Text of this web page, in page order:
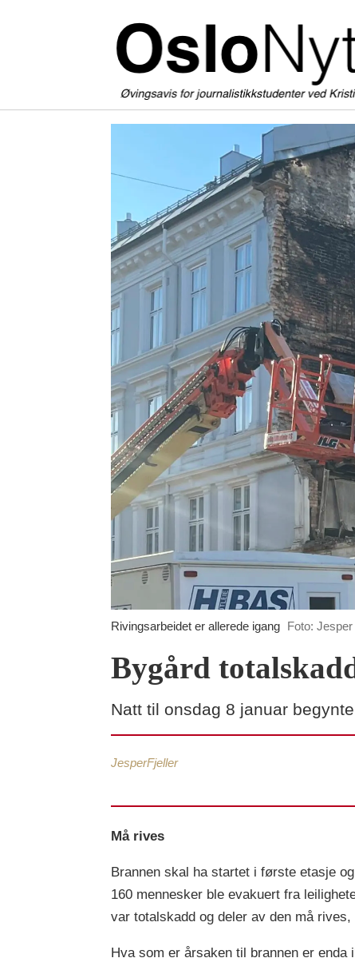
Rivingsarbeidet er allerede igang Foto: Jesper
Bygård
Natt til onsdag 8 januar
JesperFjeller
Må rives
Brannen skal ha startet i første etasje
160 mennesker ble evakuert fra
var totalskadd og deler av den må
Hva som er årsaken til brannen er